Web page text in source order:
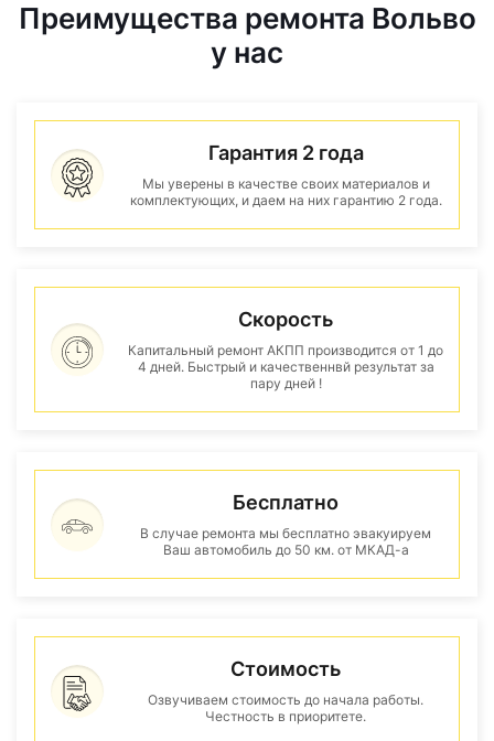
Преимущества ремонта Вольво
у нас
Гарантия 2 года
Мы уверены в качестве своих материалов и
комплектующих, и даем на них гарантию 2 года.
Скорость
Капитальный ремонт АКПП производится от 1 до
4 дней. Быстрый и качественнвй результат за
пару дней !
Бесплатно
В случае ремонта мы бесплатно эвакуируем
Ваш автомобиль до 50 км. от МКАД-а
Стоимость
Озвучиваем стоимость до начала работы.
Честность в приоритете.